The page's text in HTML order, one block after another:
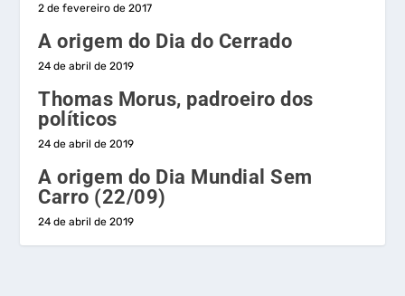
2 de fevereiro de 2017
A origem do Dia do Cerrado
24 de abril de 2019
Thomas Morus, padroeiro dos
políticos
24 de abril de 2019
A origem do Dia Mundial Sem
Carro (22/09)
24 de abril de 2019